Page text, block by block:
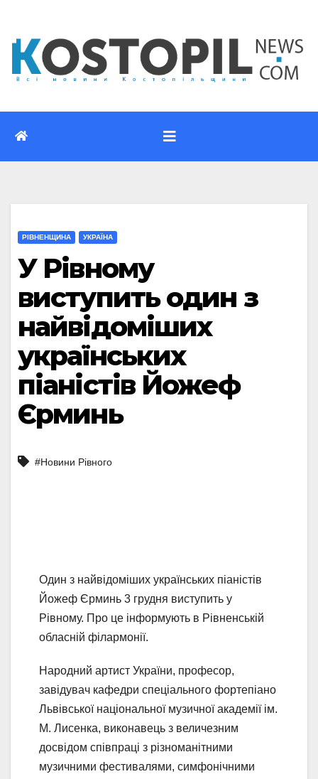
вмісту
РІВНЕНЩИНА УКРАЇНА
У Рівному
виступить один з
найвідоміших
українських
піаністів Йожеф
Єрминь
#Новини Рівного
Один з найвідоміших українських піаністів
Йожеф Єрминь 3 грудня виступить у
Рівному. Про це інформують в Рівненській
обласній філармонії.
Народний артист України, професор,
завідувач кафедри спеціального фортепіано
Львівської національної музичної академії ім.
М. Лисенка, виконавець з величезним
досвідом співпраці з різноманітними
музичними фестивалями, симфонічними